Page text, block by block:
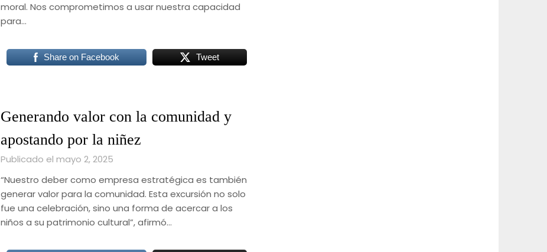
moral. Nos comprometimos a usar nuestra capacidad
para…
Share on Facebook Tweet
Generando valor con la comunidad y
apostando por la niñez
Publicado el mayo 2, 2025
“Nuestro deber como empresa estratégica es también
generar valor para la comunidad. Esta excursión no solo
fue una celebración, sino una forma de acercar a los
niños a su patrimonio cultural”, afirmó…